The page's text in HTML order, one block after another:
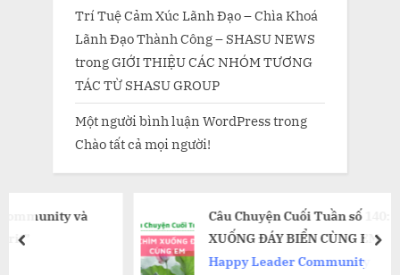
Trí Tuệ Cảm Xúc Lãnh Đạo – Chìa Khoá
Lãnh Đạo Thành Công – SHASU NEWS
trongGIỚI THIỆU CÁC NHÓM TƯƠNG
TÁC TỪ SHASU GROUP
Một người bình luận WordPresstrong
Chào tất cả mọi người!
Câu Chuyện Cuối Tuần số 140: ƯỚC GÌ CHÌM
XUỐNG ĐÁY BIỂN CÙNG EM
Happy Leader Community
prev